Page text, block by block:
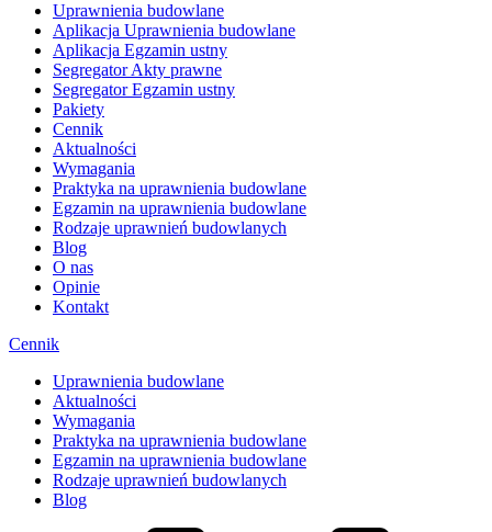
Uprawnienia budowlane
Aplikacja Uprawnienia budowlane
Aplikacja Egzamin ustny
Segregator Akty prawne
Segregator Egzamin ustny
Pakiety
Cennik
Aktualności
Wymagania
Praktyka na uprawnienia budowlane
Egzamin na uprawnienia budowlane
Rodzaje uprawnień budowlanych
Blog
O nas
Opinie
Kontakt
Cennik
Uprawnienia budowlane
Aktualności
Wymagania
Praktyka na uprawnienia budowlane
Egzamin na uprawnienia budowlane
Rodzaje uprawnień budowlanych
Blog